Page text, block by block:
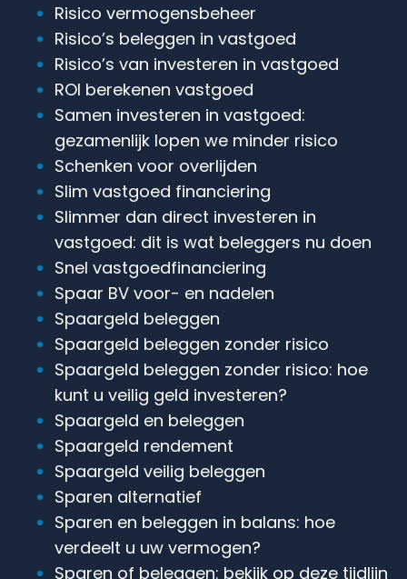
Risico vermogensbeheer
Risico’s beleggen in vastgoed
Risico’s van investeren in vastgoed
ROI berekenen vastgoed
Samen investeren in vastgoed:
gezamenlijk lopen we minder risico
Schenken voor overlijden
Slim vastgoed financiering
Slimmer dan direct investeren in
vastgoed: dit is wat beleggers nu doen
Snel vastgoedfinanciering
Spaar BV voor- en nadelen
Spaargeld beleggen
Spaargeld beleggen zonder risico
Spaargeld beleggen zonder risico: hoe
kunt u veilig geld investeren?
Spaargeld en beleggen
Spaargeld rendement
Spaargeld veilig beleggen
Sparen alternatief
Sparen en beleggen in balans: hoe
verdeelt u uw vermogen?
Sparen of beleggen: bekijk op deze tijdlijn